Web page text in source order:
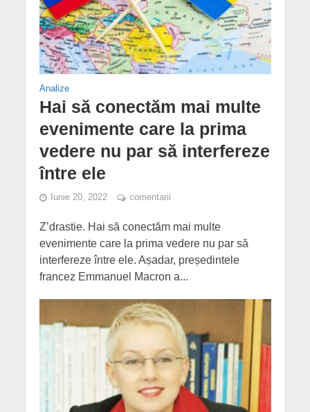
Analize
Hai să conectăm mai multe
evenimente care la prima
vedere nu par să interfereze
între ele
Iunie 20, 2022 comentarii
Z’drastie. Hai să conectăm mai multe
evenimente care la prima vedere nu par să
interfereze între ele. Așadar, președintele
francez Emmanuel Macron a...